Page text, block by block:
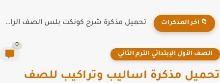
📁 آخر المذكرات تحميل مذكرة شرح كونكت بلس الصف الرابع الابتدائي الترم الاول...
الأول الإبتدائي الترم الثاني
مذكرة اساليب وتراكيب للصف